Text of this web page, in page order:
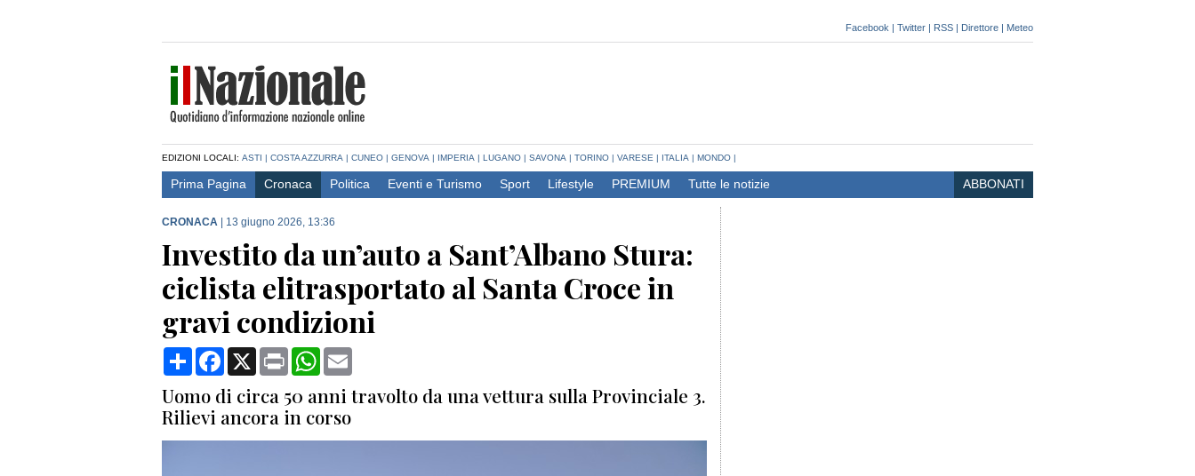
Facebook | Twitter | RSS | Direttore | Meteo
EDIZIONI LOCALI: ASTI | COSTA AZZURRA | CUNEO | GENOVA | IMPERIA | LUGANO | SAVONA | TORINO | VARESE | ITALIA | MONDO |
Prima Pagina Cronaca Politica Eventi e Turismo Sport Lifestyle PREMIUM Tutte le notizie ABBONATI
CRONACA 13 giugno 2026, 13:36
Investito da un’auto a Sant’Albano Stura:
ciclista elitrasportato al Santa Croce in
gravi condizioni
CondividiFacebook
X Print WhatsApp
Uomo di circa 50 anni travolto da una vettura sulla Provinciale 3.
Rilievi ancora in corso